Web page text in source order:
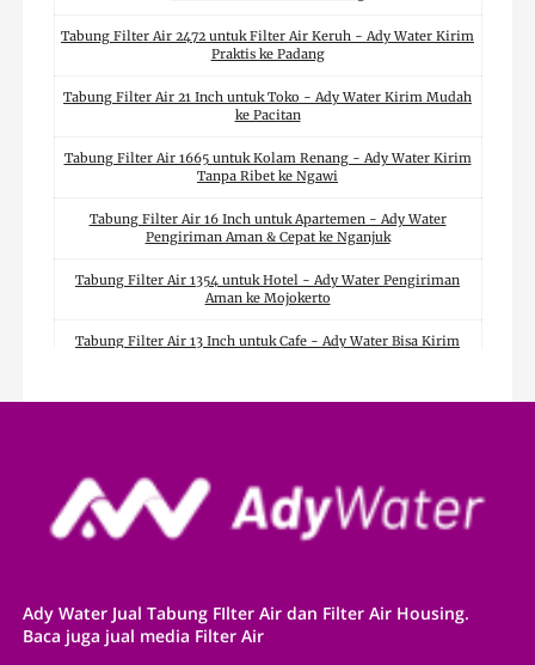
Tabung Filter Air 2472 untuk Filter Air Keruh - Ady Water Kirim
Praktis ke Padang
Tabung Filter Air 21 Inch untuk Toko - Ady Water Kirim Mudah
ke Pacitan
Tabung Filter Air 1665 untuk Kolam Renang - Ady Water Kirim
Tanpa Ribet ke Ngawi
Tabung Filter Air 16 Inch untuk Apartemen - Ady Water
Pengiriman Aman & Cepat ke Nganjuk
Tabung Filter Air 1354 untuk Hotel - Ady Water Pengiriman
Aman ke Mojokerto
Tabung Filter Air 13 Inch untuk Cafe - Ady Water Bisa Kirim
Tabung Filter Air 1054 untuk Restoran - Ady Water Pengiriman
Pengiriman ke Manado
Tabung Filter Air untuk Pabrik - Ady Water Bisa Kirim ke
Tabung Filter 16 Inch untuk Rumah - Ady Water
Ady Water Jual Tabung FIlter Air dan Filter Air Housing.
Baca juga jual media Filter Air